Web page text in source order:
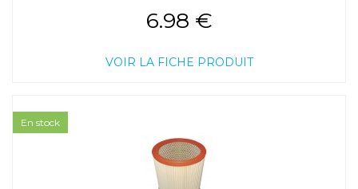
6.98 €
VOIR LA FICHE PRODUIT
En stock